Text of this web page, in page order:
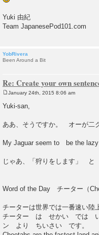
Yuki 由紀
Team JapanesePod101.com
YobRivera
Been Around a Bit
Re: Create your own
o
s
January 24th, 2015 8:06 am
Yuki-san,
ああ、そうですか。 オーが二
My Jaguar seem to be the lazy
じゃあ、「狩りをします」
Word of the Day チーター（
チーターは世界では一番速い陸
チーター は せかい では
ン より ちいさい です。